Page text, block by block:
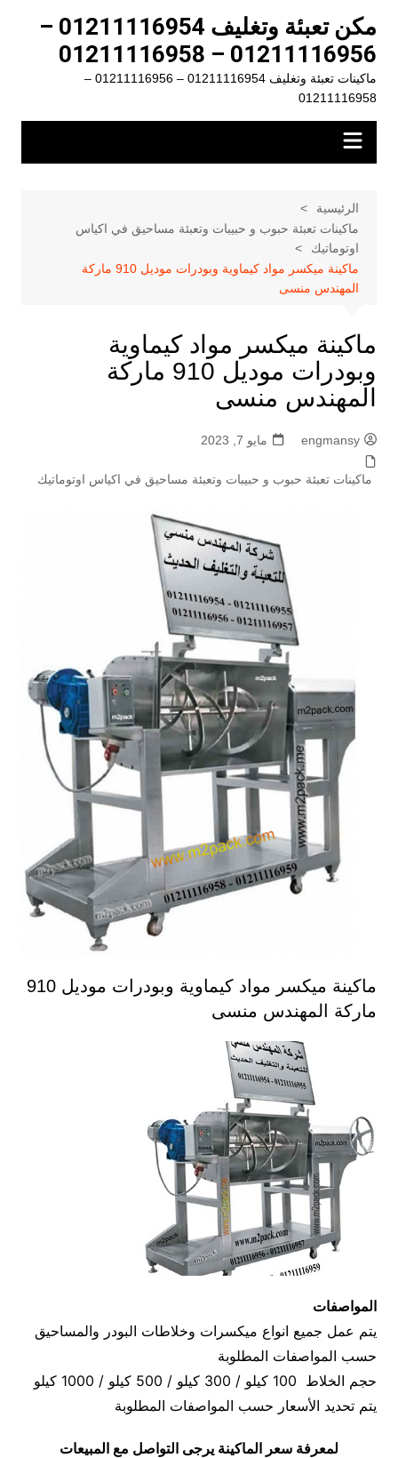
المحتوى
مكن تعبئة وتغليف 01211116954 –
01211116956 – 01211116958
ماكينات تعبئة وتغليف 01211116954 – 01211116956 –
01211116958
الرئيسية
ماكينات تعبئة حبوب و حبيبات وتعبئة مساحيق في اكياس
اوتوماتيك
ماكينة ميكسر مواد كيماوية وبودرات موديل 910 ماركة
المهندس منسى
ماكينة ميكسر مواد كيماوية
وبودرات موديل 910 ماركة
المهندس منسى
engmansy مايو 7, 2023
ماكينات تعبئة حبوب و حبيبات وتعبئة مساحيق في اكياس اوتوماتيك
ماكينة ميكسر مواد كيماوية وبودرات موديل 910
ماركة المهندس منسى
المواصفات
يتم عمل جميع انواع ميكسرات وخلاطات البودر والمساحيق
حسب المواصفات المطلوبة
حجم الخلاط 100 كيلو / 300 كيلو / 500 كيلو / 1000 كيلو
يتم تحديد الأسعار حسب المواصفات المطلوبة
لمعرفة سعر الماكينة يرجى التواصل مع المبيعات